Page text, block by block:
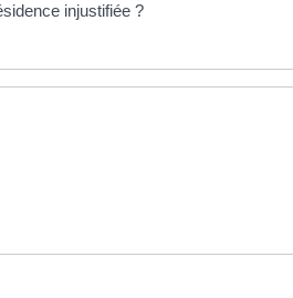
injustifiée ?